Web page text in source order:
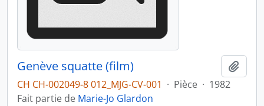
Genève squatte (film)
CH CH-002049-8 012_MJG-CV-001 · Pièce · 1982
Fait partie de Marie-Jo Glardon